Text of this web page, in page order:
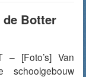
de Botter
– [Foto’s] Van
schoolgebouw